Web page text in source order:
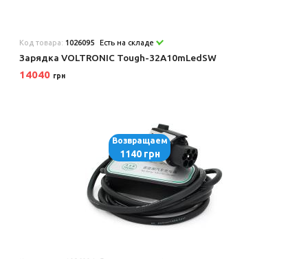
Код товара: 1026095 Есть на складе
Зарядка VOLTRONIC Tough-32A10mLedSW
14040 грн
Возвращаем
1140 грн